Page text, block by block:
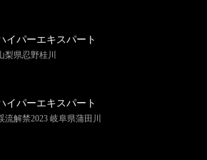
イパーエキスパート
梨県忍野桂川
イパーエキスパート
流解禁2023 岐阜県蒲田川